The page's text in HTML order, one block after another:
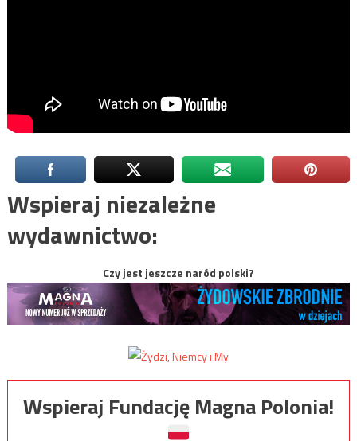
Wspieraj niezależne
wydawnictwo:
Czy jest jeszcze naród polski?
Wspieraj Fundację Magna Polonia!